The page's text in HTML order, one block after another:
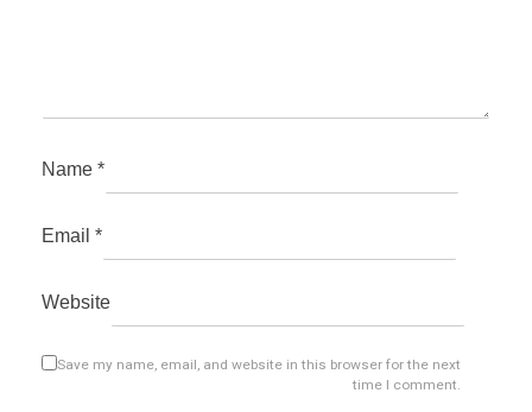
Name *
Email *
Website
Save my name, email, and website in this browser for the next
time I comment.